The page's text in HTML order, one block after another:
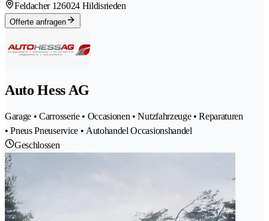
Feldacher 126024 Hildisrieden
Offerte anfragen
Auto Hess AG
Garage • Carrosserie • Occasionen • Nutzfahrzeuge • Reparaturen
• Pneus Pneuservice • Autohandel Occasionshandel
Geschlossen